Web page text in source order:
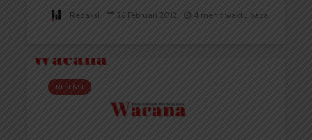
Redaksi 26 Februari 2012 4 menit waktu baca
RESENSI